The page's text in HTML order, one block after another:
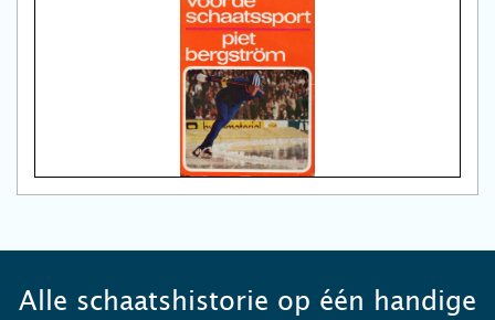
Alle schaatshistorie op één handige